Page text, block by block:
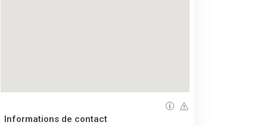
Informations de contact